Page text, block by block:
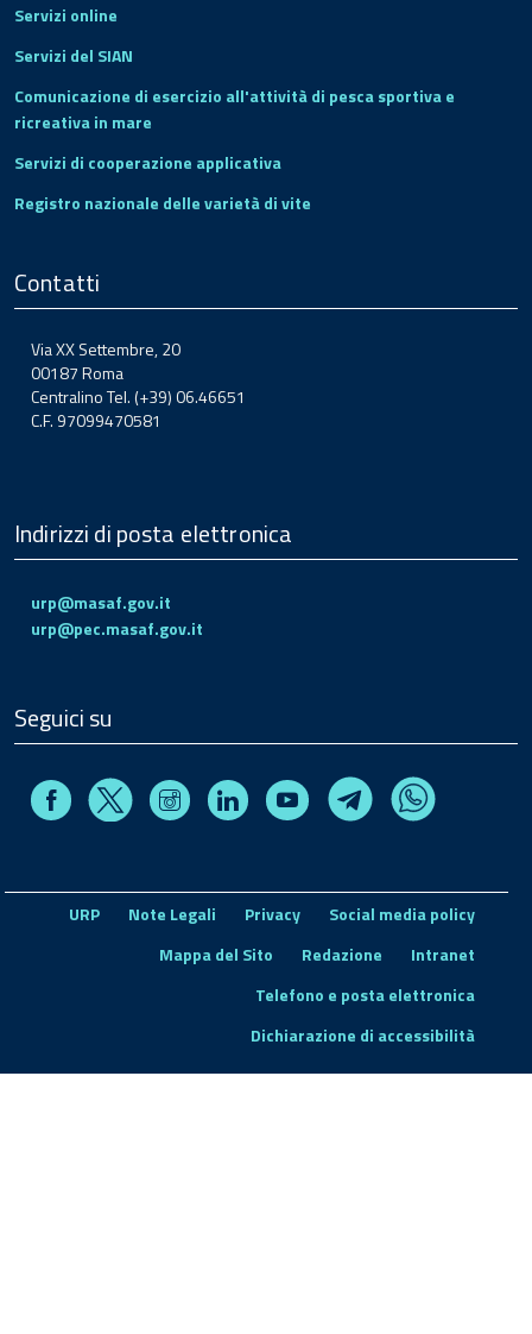
Servizi online
Servizi del SIAN
Comunicazione di esercizio all'attività di pesca sportiva e
ricreativa in mare
Servizi di cooperazione applicativa
Registro nazionale delle varietà di vite
Contatti
Via XX Settembre, 20
00187 Roma
Centralino Tel. (+39) 06.46651
C.F. 97099470581
Indirizzi di posta elettronica
urp@masaf.gov.it
urp@pec.masaf.gov.it
Seguici su
FacebookX InstagramLinkedin Youtube TelegramWhatsapp
URP Note Legali Privacy
Social media policy
Mappa del Sito
Redazione
Intranet
Telefono e posta elettronica
Dichiarazione di accessibilità